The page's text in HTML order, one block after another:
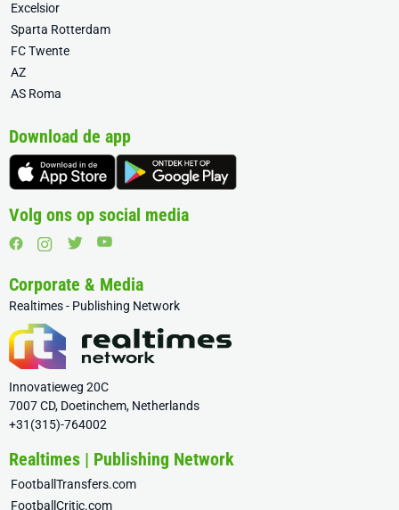
Excelsior
Sparta Rotterdam
FC Twente
AZ
AS Roma
Download de app
Volg ons op social media
Corporate & Media
Realtimes - Publishing Network
Innovatieweg 20C
7007 CD, Doetinchem, Netherlands
+31(315)-764002
Realtimes | Publishing Network
FootballTransfers.com
FootballCritic.com